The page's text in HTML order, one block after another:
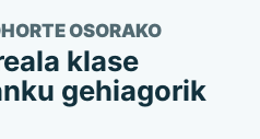
OSORAKO
klase
gehiagorik